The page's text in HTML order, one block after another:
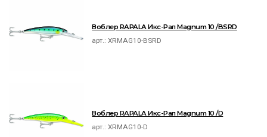
Воблер RAPALA Икс-Рап Magnum 10 /BSRD
арт.:XRMAG10-BSRD
Воблер RAPALA Икс-Рап Magnum 10 /D
арт.:XRMAG10-D